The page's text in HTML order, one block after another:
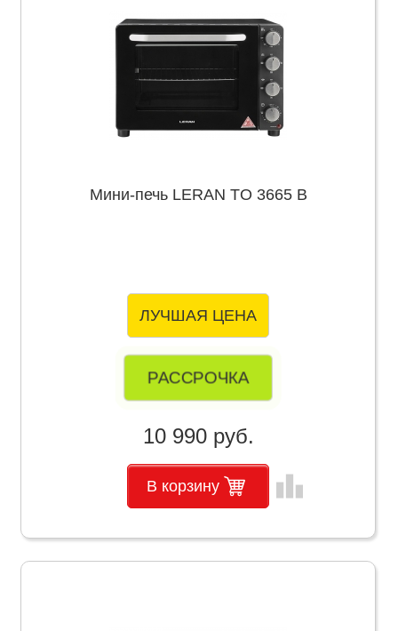
Мини-печь LERAN TO 3665 B
ЛУЧШАЯ ЦЕНА
РАССРОЧКА
10 990 руб.
В корзину leaderboard